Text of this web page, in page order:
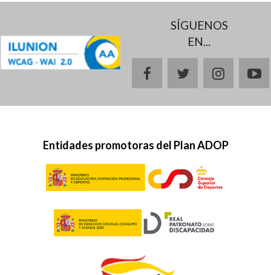
SÍGUENOS
EN...
facebooktwitter
Entidades promotoras del Plan ADOP